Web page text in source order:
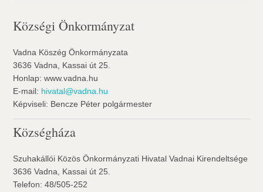
Községi Önkormányzat
Vadna Köszég Önkormányzata
3636 Vadna, Kassai út 25.
Honlap: www.vadna.hu
E-mail: hivatal@vadna.hu
Képviseli: Bencze Péter polgármester
Községháza
Szuhakállói Közös Önkormányzati Hivatal Vadnai Kirendeltsége
3636 Vadna, Kassai út 25.
Telefon: 48/505-252